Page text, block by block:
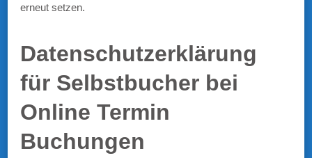
erneut setzen.
Datenschutzerklärung
für Selbstbucher bei
Online Termin
Buchungen